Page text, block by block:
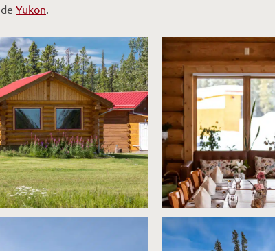
Yukon